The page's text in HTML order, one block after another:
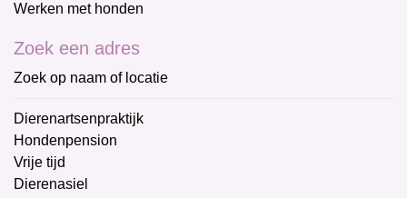
Werken met honden
Zoek een adres
Zoek op naam of locatie
Dierenartsenpraktijk
Hondenpension
Vrije tijd
Dierenasiel